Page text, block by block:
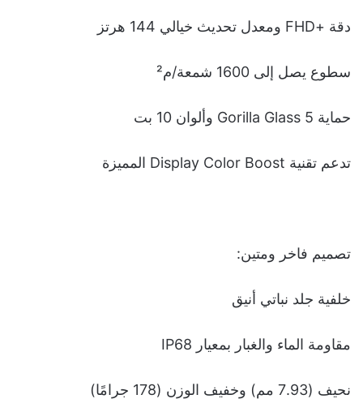
دقة +FHD ومعدل تحديث خيالي 144 هرتز
سطوع يصل إلى 1600 شمعة/م²
حماية Gorilla Glass 5 وألوان 10 بت
تدعم تقنية Display Color Boost المميزة
تصميم فاخر ومتين:
خلفية جلد نباتي أنيق
مقاومة الماء والغبار بمعيار IP68
نحيف (7.93 مم) وخفيف الوزن (178 جرامًا)